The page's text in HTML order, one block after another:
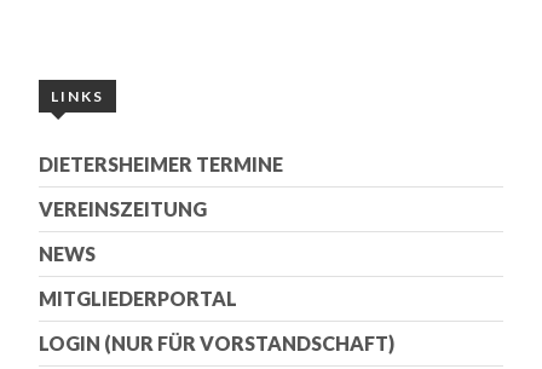
LINKS
DIETERSHEIMER TERMINE
VEREINSZEITUNG
NEWS
MITGLIEDERPORTAL
LOGIN (NUR FÜR VORSTANDSCHAFT)